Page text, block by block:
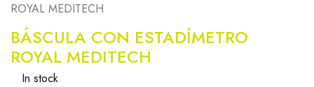
ROYAL MEDITECH
BÁSCULA CON ESTADÍMETRO
ROYAL MEDITECH
In stock